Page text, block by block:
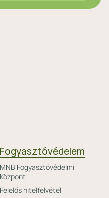
Fogyasztóvédelem
MNB Fogyasztóvédelmi
Központ
Felelős hitelfelvétel